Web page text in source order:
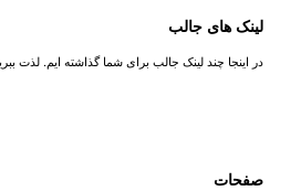
لینک های جالب
در اینجا چند لینک جالب برای شما گذاشته ایم. لذت
صفحات